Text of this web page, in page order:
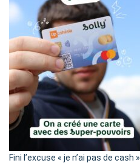
Fini l’excuse « je n’ai pas de